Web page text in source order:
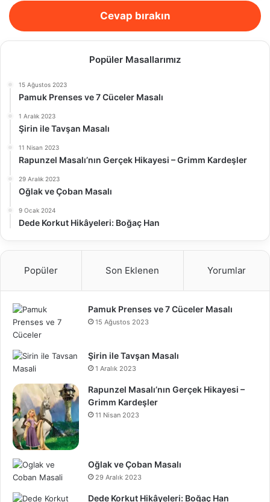
Cevap bırakın
Popüler Masallarımız
15 Ağustos 2023
Pamuk Prenses ve 7 Cüceler Masalı
1 Aralık 2023
Şirin ile Tavşan Masalı
11 Nisan 2023
Rapunzel Masalı’nın Gerçek Hikayesi – Grimm Kardeşler
29 Aralık 2023
Oğlak ve Çoban Masalı
9 Ocak 2024
Dede Korkut Hikâyeleri: Boğaç Han
Popüler Son Eklenen Yorumlar
Pamuk Prenses ve 7 Cüceler Masalı
15 Ağustos 2023
Şirin ile Tavşan Masalı
1 Aralık 2023
Rapunzel Masalı’nın Gerçek Hikayesi –
Grimm Kardeşler
11 Nisan 2023
Oğlak ve Çoban Masalı
29 Aralık 2023
Dede Korkut Hikâyeleri: Boğaç Han